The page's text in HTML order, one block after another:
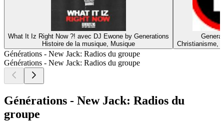
What It Iz Right Now ?! avec DJ Ewone by Generations
Histoire de la musique, Musique
Christianisme,
Générations - New Jack: Radios du groupe
Générations - New Jack: Radios du groupe
Générations - New Jack: Radios du
groupe